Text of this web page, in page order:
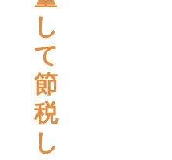
し
て
節
税
し